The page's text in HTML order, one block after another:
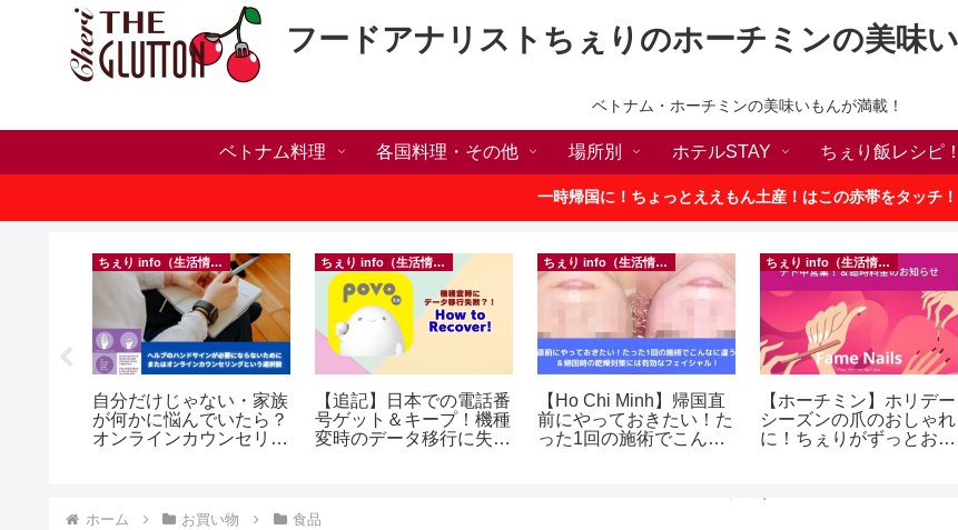
フードアナリストちぇりのホーチミンの美味
ベトナム・ホーチミンの美味いもんが満載！
ベトナム料理 各国料理・その他 場所別 ホテルSTAY ちぇり飯レシピ！
一時帰国に！ちょっとええもん土産！はこの赤帯をタッチ！
ちぇり info（生活情報）
自分だけじゃない・家族
が何かに悩んでいたら？
オンラインカウンセリン
ちぇり info（生活情報）
【追記】日本での電話番
号ゲット＆キープ！機種
変時のデータ移行に失敗
ちぇり info（生活情報）
【Ho Chi Minh】帰国直
前にやっておきたい！た
った1回の施術でこんな
ちぇり info（生活情報）
【ホーチミン】ホリデー
シーズンの爪のおしゃれ
に！ちぇりがずっとお世
（テト前不適用期間&テ
ホーム お買い物 食品